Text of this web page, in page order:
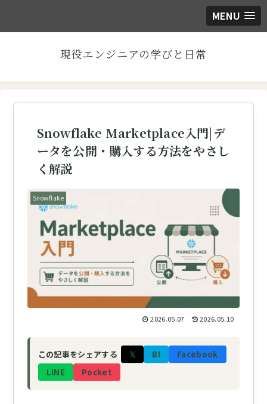
MENU
現役エンジニアの学びと日常
Snowflake Marketplace入門|デ
ータを公開・購入する方法をやさし
く解説
Snowflake
2026.05.07 2026.05.10
この記事をシェアする 𝕏 B!
Facebook
LINE
Pocket